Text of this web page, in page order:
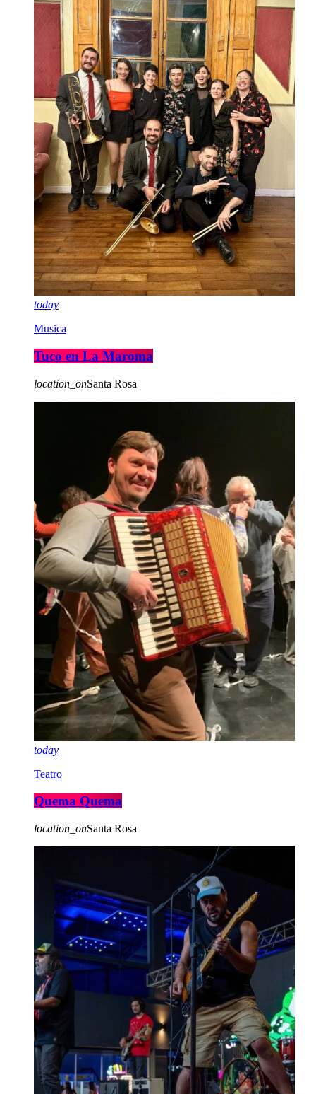
today
Musica
Tuco en La Maroma
location_onSanta Rosa
today
Teatro
Quema Quema
location_onSanta Rosa